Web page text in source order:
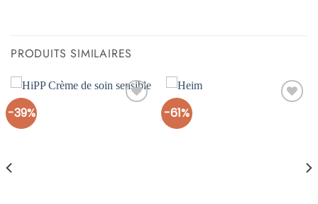
PRODUITS SIMILAIRES
-39% -61%